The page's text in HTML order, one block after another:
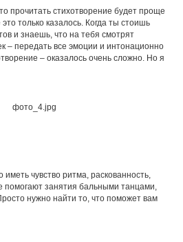
прочитать стихотворение будет проще
только казалось. Когда ты стоишь
и знаешь, что на тебя смотрят
– передать все эмоции и интонационно
– оказалось очень сложно. Но я
чувство ритма, раскованность,
помогают занятия бальными танцами,
нужно найти то, что поможет вам